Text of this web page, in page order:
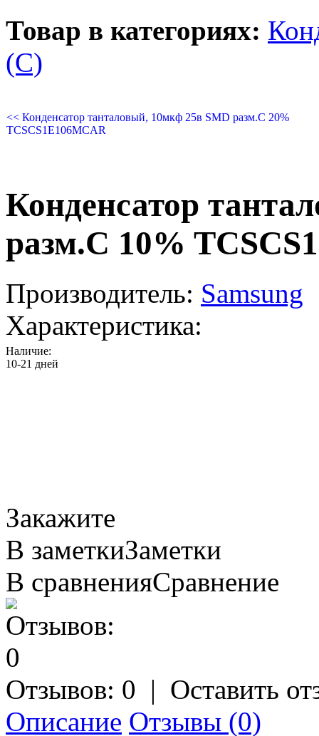
Товар в категориях:
(С)
<< Конденсатор танталовый, 10мкф 25в SMD разм.C 20%
TCSCS1E106MCAR
Конденсатор
разм.C 10%
Производитель: Samsung
Характеристика:
Наличие:
10-21 дней
Закажите
В заметкиЗаметки
В сравненияСравнение
Отзывов: 0 | Оставить
Описание Отзывы (0)